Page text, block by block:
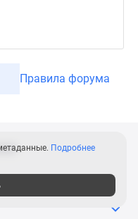
Правила форума
Подробнее